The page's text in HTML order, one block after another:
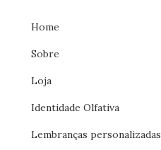
Home
Sobre
Loja
Identidade Olfativa
Lembranças personalizadas